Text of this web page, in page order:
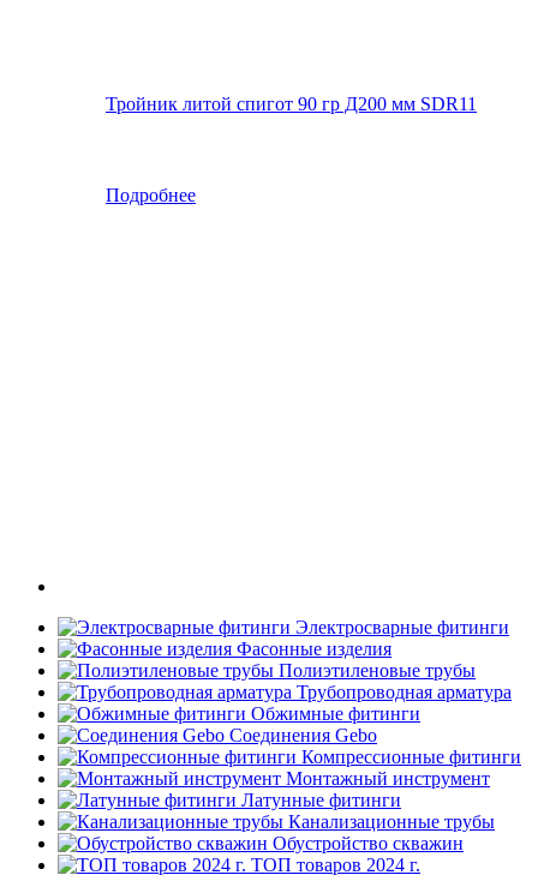
Тройник литой спигот 90 гр Д200 мм SDR11
Подробнее
Электросварные фитинги
Фасонные изделия
Полиэтиленовые трубы
Трубопроводная арматура
Обжимные фитинги
Соединения Gebo
Компрессионные фитинги
Монтажный инструмент
Латунные фитинги
Канализационные трубы
Обустройство скважин
ТОП товаров 2024 г.